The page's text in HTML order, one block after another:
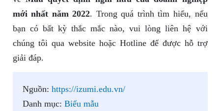
mới nhất năm 2022. Trong quá trình tìm hiểu, nếu
bạn có bất kỳ thắc mắc nào, vui lòng liên hệ với
chúng tôi qua website hoặc Hotline để được hỗ trợ
giải đáp.
Nguồn: https://izumi.edu.vn/
Danh mục: Biểu mẫu